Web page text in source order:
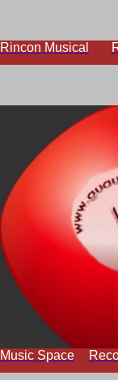
Rincon Musical
Music Space